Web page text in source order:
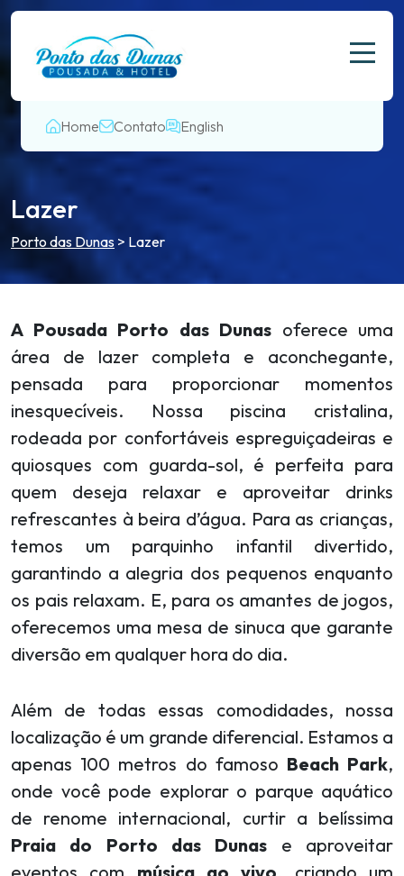
Home Contato English
Lazer
Porto das Dunas > Lazer
A Pousada Porto das Dunas oferece uma
área de lazer completa e aconchegante,
pensada para proporcionar momentos
inesquecíveis. Nossa piscina cristalina,
rodeada por confortáveis espreguiçadeiras e
quiosques com guarda-sol, é perfeita para
quem deseja relaxar e aproveitar drinks
refrescantes à beira d’água. Para as crianças,
temos um parquinho infantil divertido,
garantindo a alegria dos pequenos enquanto
os pais relaxam. E, para os amantes de jogos,
oferecemos uma mesa de sinuca que garante
diversão em qualquer hora do dia.
Além de todas essas comodidades, nossa
localização é um grande diferencial. Estamos a
apenas 100 metros do famoso Beach Park,
onde você pode explorar o parque aquático
de renome internacional, curtir a belíssima
Praia do Porto das Dunas e aproveitar